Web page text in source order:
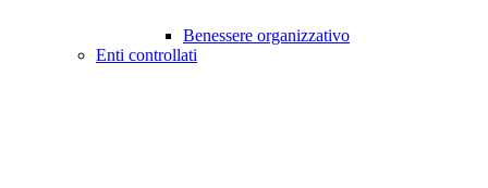
Benessere organizzativo
Enti controllati